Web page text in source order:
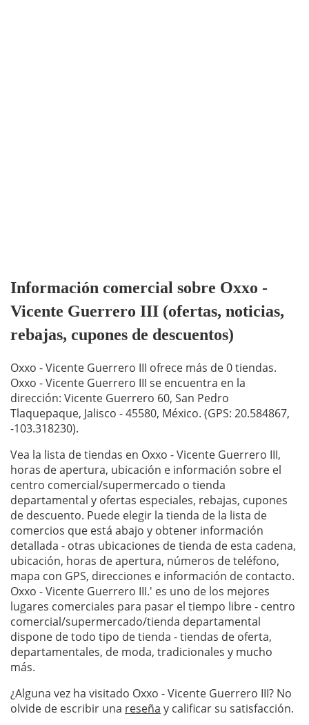
Información comercial sobre Oxxo -
Vicente Guerrero III (ofertas, noticias,
rebajas, cupones de descuentos)
Oxxo - Vicente Guerrero III ofrece más de 0 tiendas.
Oxxo - Vicente Guerrero III se encuentra en la
dirección: Vicente Guerrero 60, San Pedro
Tlaquepaque, Jalisco - 45580, México. (GPS: 20.584867,
-103.318230).
Vea la lista de tiendas en Oxxo - Vicente Guerrero III,
horas de apertura, ubicación e información sobre el
centro comercial/supermercado o tienda
departamental y ofertas especiales, rebajas, cupones
de descuento. Puede elegir la tienda de la lista de
comercios que está abajo y obtener información
detallada - otras ubicaciones de tienda de esta cadena,
ubicación, horas de apertura, números de teléfono,
mapa con GPS, direcciones e información de contacto.
Oxxo - Vicente Guerrero III.' es uno de los mejores
lugares comerciales para pasar el tiempo libre - centro
comercial/supermercado/tienda departamental
dispone de todo tipo de tienda - tiendas de oferta,
departamentales, de moda, tradicionales y mucho
más.
¿Alguna vez ha visitado Oxxo - Vicente Guerrero III? No
olvide de escribir una reseña y calificar su satisfacción.